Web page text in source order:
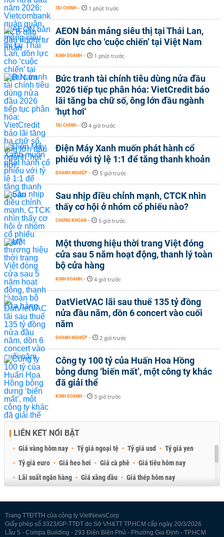
TÀI CHÍNH - 1 phút trước
AEON bán mảng siêu thị tại Thái Lan,
dồn lực cho ‘cuộc chiến’ tại Việt Nam
KINH DOANH - 1 phút trước
Bức tranh tài chính tiêu dùng nửa đầu
2026 tiếp tục phân hóa: VietCredit báo
lãi tăng ba chữ số, ông lớn đầu ngành
'hụt hơi'
TÀI CHÍNH - 4 giờ trước
Điện Máy Xanh muốn phát hành cổ
phiếu với tỷ lệ 1:1 để tăng thanh khoản
DOANH NGHIỆP - 5 giờ trước
Sau nhịp điều chỉnh mạnh, CTCK nhìn
thấy cơ hội ở nhóm cổ phiếu nào?
CHỨNG KHOÁN - 5 giờ trước
Một thương hiệu thời trang Việt đóng
cửa sau 5 năm hoạt động, thanh lý toàn
bộ cửa hàng
KINH DOANH - 4 giờ trước
DatVietVAC lãi sau thuế 135 tỷ đồng
nửa đầu năm, dồn 6 concert vào cuối
năm
DOANH NGHIỆP - 2 giờ trước
Công ty 100 tỷ của Huấn Hoa Hồng
bỗng dưng ‘biến mất’, một công ty khác
đã giải thể
KINH DOANH - 3 giờ trước
LIÊN KẾT NỔI BẬT
Giá vàng hôm nay Tỷ giá ngoại tệ Tỷ giá usd
Tỷ giá yen
Tỷ giá euro
Giá heo hơi Giá cà phê
Giá tiêu hôm nay
Lãi suất ngân hàng
Giá xăng dầu
Giá thép hôm nay
Trang TTĐTTH của công ty VietNewsCorp
Giấy phép số 3323/GP-TTĐT do Sở VH&TT TP.HCM cấp ngày 20/3/2026
Lầu 5 - Compa Building - 293 Điện Biên Phủ - Phường Gia Định - TP.HCM